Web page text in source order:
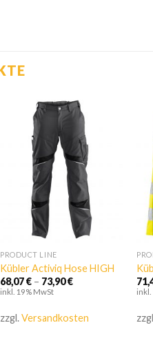
Zur
Wunschliste
hinzufügen
PRODUCT LINE
Kübler Activiq Hose HIGH
68,07€ – 73,90€
inkl. 19% MwSt
zzgl.Versandkosten
inkl.